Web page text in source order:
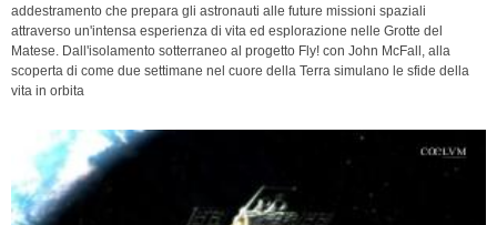
addestramento che prepara gli astronauti alle future missioni spaziali
attraverso un'intensa esperienza di vita ed esplorazione nelle Grotte del
Matese. Dall'isolamento sotterraneo al progetto Fly! con John McFall, alla
scoperta di come due settimane nel cuore della Terra simulano le sfide della
vita in orbita